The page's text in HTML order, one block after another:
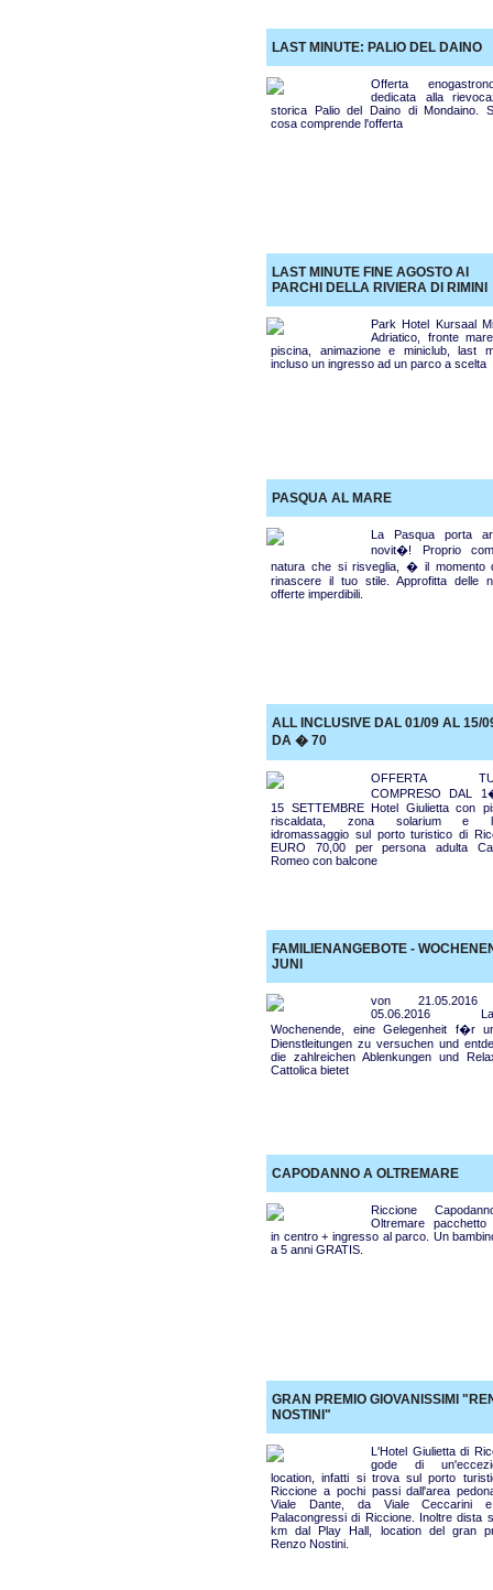
LAST MINUTE: PALIO DEL DAINO
Offerta
dedicata alla
storica Palio del Daino di Mondaino.
cosa comprende l'offerta
LAST MINUTE FINE AGOSTO AI
PARCHI DELLA RIVIERA DI RIMINI
Park Hotel Kursaal
Adriatico, fronte
piscina, animazione e miniclub, last
incluso un ingresso ad un parco a scelta
PASQUA AL MARE
La Pasqua porta
novit�! Proprio
natura che si risveglia, � il momento
rinascere il tuo stile. Approfitta delle
offerte imperdibili.
ALL INCLUSIVE DAL 01/09 AL 15/
DA � 70
OFFERTA
COMPRESO DAL
15 SETTEMBRE Hotel Giulietta con
riscaldata, zona solarium e
idromassaggio sul porto turistico di
EURO 70,00 per persona adulta
Romeo con balcone
FAMILIENANGEBOTE -
JUNI
von
05.06.2016
Wochenende, eine Gelegenheit f�r
Dienstleitungen zu versuchen und
die zahlreichen Ablenkungen und
Cattolica bietet
CAPODANNO A OLTREMARE
Riccione
Oltremare pacchetto
in centro + ingresso al parco. Un
a 5 anni GRATIS.
GRAN PREMIO GIOVANISSIMI
NOSTINI"
L'Hotel Giulietta di
gode di
location, infatti si trova sul porto
Riccione a pochi passi dall'area
Viale Dante, da Viale Ceccarini
Palacongressi di Riccione. Inoltre dista
km dal Play Hall, location del gran
Renzo Nostini.